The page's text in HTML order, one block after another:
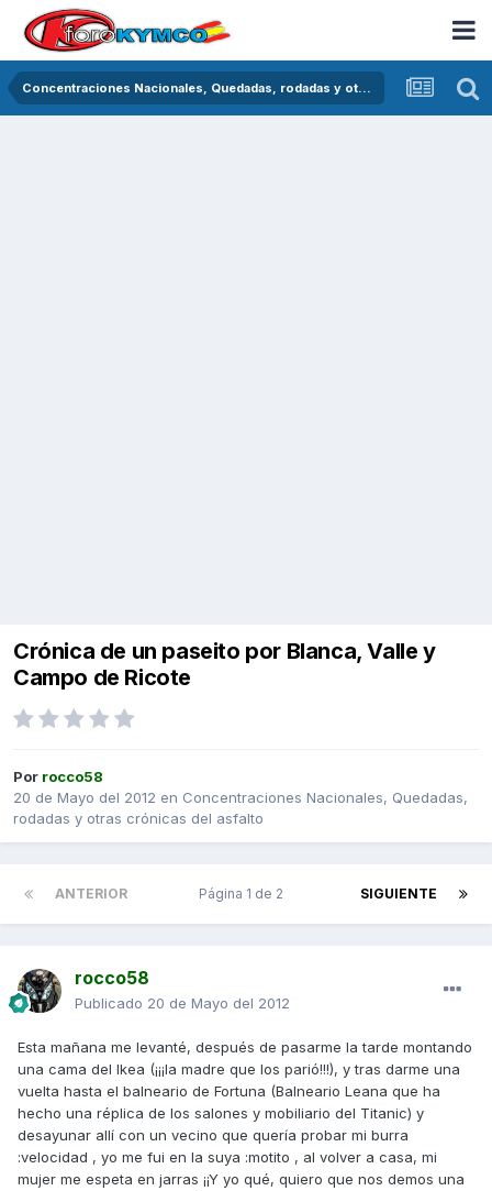
Concentraciones Nacionales, Quedadas, rodadas y otras crónicas del asfalto
Crónica de un paseito por Blanca, Valle y
Campo de Ricote
Por rocco58
20 de Mayo del 2012 en Concentraciones Nacionales, Quedadas,
rodadas y otras crónicas del asfalto
ANTERIOR SIGUIENTE
Página 1 de 2
rocco58
Publicado 20 de Mayo del 2012
Esta mañana me levanté, después de pasarme la tarde montando
una cama del Ikea (¡¡¡la madre que los parió!!!), y tras darme una
vuelta hasta el balneario de Fortuna (Balneario Leana que ha
hecho una réplica de los salones y mobiliario del Titanic) y
desayunar allí con un vecino que quería probar mi burra
:velocidad , yo me fui en la suya :motito , al volver a casa, mi
mujer me espeta en jarras ¡¡Y yo qué, quiero que nos demos una